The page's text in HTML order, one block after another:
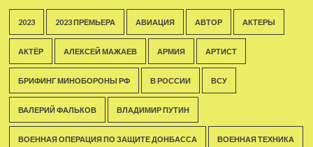
2023 2023 ПРЕМЬЕРА АВИАЦИЯ АВТОР АКТЕРЫ
АКТЁР АЛЕКСЕЙ МАЖАЕВ АРМИЯ АРТИСТ
БРИФИНГ МИНОБОРОНЫ РФ В РОССИИ ВСУ
ВАЛЕРИЙ ФАЛЬКОВ ВЛАДИМИР ПУТИН
ВОЕННАЯ ОПЕРАЦИЯ ПО ЗАЩИТЕ ДОНБАССА ВОЕННАЯ ТЕХНИКА